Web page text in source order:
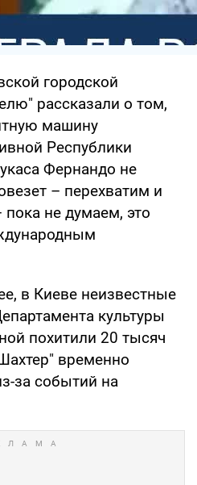
городской
рассказали о том,
машину
Республики
Фернандо не
– перехватим и
не думаем, это
в Киеве неизвестные
культуры
похитили 20 тысяч
временно
за событий на